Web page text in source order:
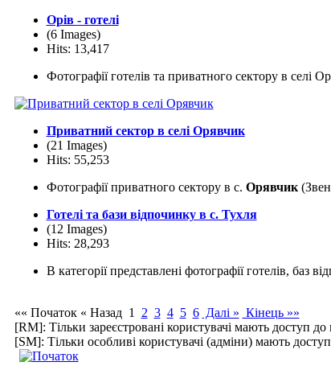
Орів - готелі
(6 Images)
Hits: 13,417
Фотографії готелів та приватного сектору в селі
Приватний сектор в селі Орявчик
(21 Images)
Hits: 55,253
Фотографії приватного сектору в с. Орявчик
Готелі та бази відпочинку в с. Тухля
(12 Images)
Hits: 28,293
В категорії представлені фотографії готелів, баз
«« Початок « Назад 1 2 3 4 5 6 Далі » Кінець »»
[RM]: Тільки зареєстровані користувачі мають доступ до
[SM]: Тільки особливі користувачі (адміни) мають